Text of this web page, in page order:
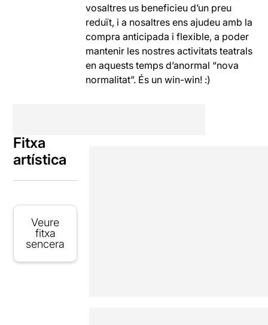
vosaltres us beneficieu d’un preu
reduït, i a nosaltres ens ajudeu amb la
compra anticipada i flexible, a poder
mantenir les nostres activitats teatrals
en aquests temps d’anormal “nova
normalitat”. És un win-win! :)
Fitxa
artística
Veure
fitxa
sencera